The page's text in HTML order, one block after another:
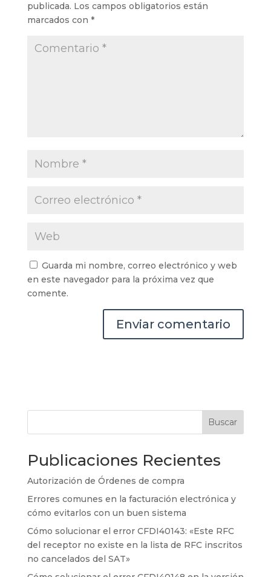
publicada. Los campos obligatorios están
marcados con *
Guarda mi nombre, correo electrónico y web
en este navegador para la próxima vez que
comente.
Buscar
Publicaciones Recientes
Autorización de Órdenes de compra
Errores comunes en la facturación electrónica y
cómo evitarlos con un buen sistema
Cómo solucionar el error CFDI40143: «Este RFC
del receptor no existe en la lista de RFC inscritos
no cancelados del SAT»